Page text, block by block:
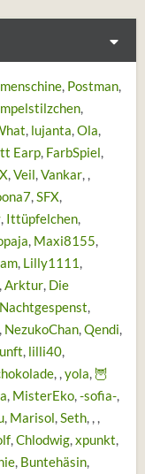
menschine Postman
lujanta Ola
Earp FarbSpiel
Veil Vankar
SFX
Ittüpfelchen
Maxi8155
Lilly1111
Arktur Die
Nachtgespenst
NezukoChan Qendi
lilli40
yola 🦉
MisterEko -sofia-
Marisol Seth
Chlodwig xpunkt
Buntehäsin